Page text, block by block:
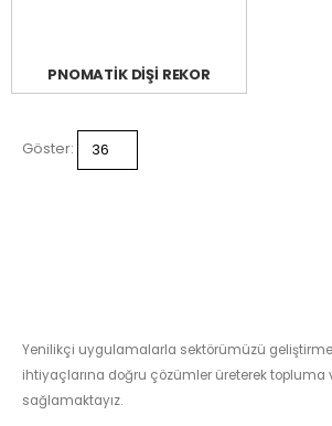
PNOMATİK DİŞİ REKOR
Göster:
Yenilikçi uygulamalarla sektörümüzü
ihtiyaçlarına doğru çözümler üreterek topluma
sağlamaktayız.